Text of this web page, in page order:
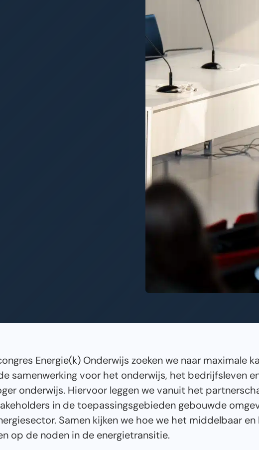
Energie(k) Onderwijs zoeken we naar maximale
samenwerking voor het onderwijs, het bedrijfsleven
onderwijs. Hiervoor leggen we vanuit het
in de toepassingsgebieden gebouwde
Samen kijken we hoe we het middelbaar
op de noden in de energietransitie.